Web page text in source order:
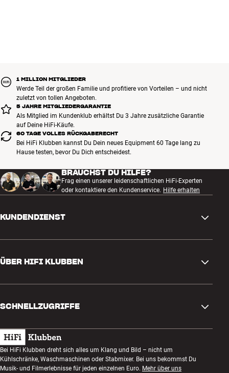
1 MILLION MITGLIEDER
Werde Teil der großen Familie und profitiere von Vorteilen – und nicht
zuletzt von tollen Angeboten.
5 JAHRE MITGLIEDERGARANTIE
Als Mitglied im Kundenklub erhältst Du 3 Jahre zusätzliche Garantie
auf Deine HiFi-Käufe.
60 TAGE VOLLES RÜCKGABERECHT
Bei HiFi Klubben kannst Du Dein neues Equipment 60 Tage lang zu
Hause testen, bevor Du Dich entscheidest.
BRAUCHST DU HILFE?
Frag einen unserer leidenschaftlichen HiFi-Experten
oder kontaktiere den Kundenservice. Hilfe erhalten
KUNDENDIENST
Rückgabe und Reklamation
Bestellung widerrufen
AGB
Datenschutzerklärung
ÜBER HIFI KLUBBEN
Kundenklub
Abend zum Zuhören
Wettbewerbe
SCHNELLZUGRIFFE
Geschenkkarte
Bauen mit Klang
Bei HiFi Klubben dreht sich alles um Klang und Bild – nicht um
Kühlschränke, Waschmaschinen oder Stabmixer. Bei uns bekommst Du
Musik- und Filmerlebnisse für jeden einzelnen Euro. Mehr über uns